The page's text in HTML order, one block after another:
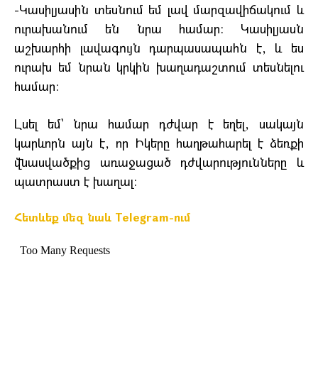
-Կասիլյասին տեսնում եմ լավ մարզավիճակում և
ուրախանում են նրա համար: Կասիլյասն
աշխարհի լավագույն դարպասապահն է, և ես
ուրախ եմ նրան կրկին խաղադաշտում տեսնելու
համար:
Լսել եմ` նրա համար դժվար է եղել, սակայն
կարևորն այն է, որ Իկերը հաղթահարել է ձեռքի
վնասվածքից առաջացած դժվարությունները և
պատրաստ է խաղալ:
Հետևեք մեզ նաև Telegram-ում